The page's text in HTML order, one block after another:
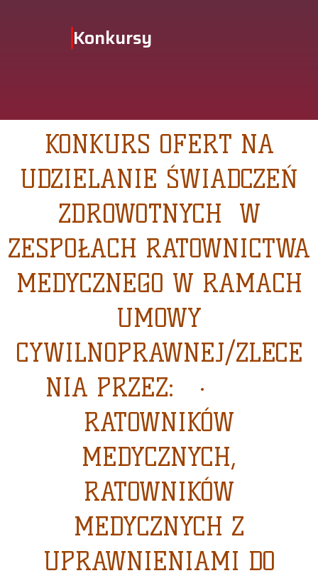
Konkursy
KONKURS OFERT NA
UDZIELANIE ŚWIADCZEŃ
ZDROWOTNYCH W
ZESPOŁACH RATOWNICTWA
MEDYCZNEGO W RAMACH
UMOWY
CYWILNOPRAWNEJ/ZLECE
NIA PRZEZ: ·
RATOWNIKÓW
MEDYCZNYCH,
RATOWNIKÓW
MEDYCZNYCH Z
UPRAWNIENIAMI DO